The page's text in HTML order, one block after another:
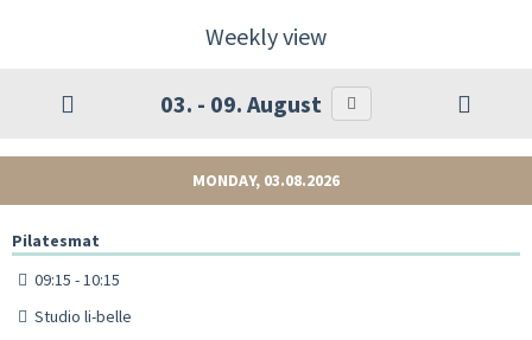
Weekly view
03. - 09. August
MONDAY, 03.08.2026
Pilatesmat
09:15 - 10:15
Studio li-belle